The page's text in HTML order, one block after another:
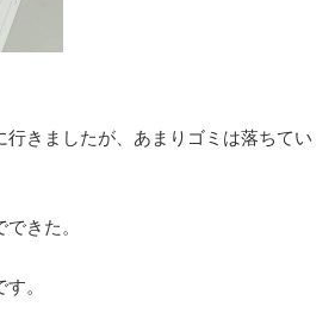
行きましたが、あまりゴミは落ちてい
きた。
。